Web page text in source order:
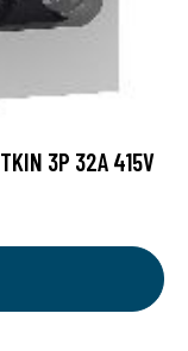
3P 32A 415V